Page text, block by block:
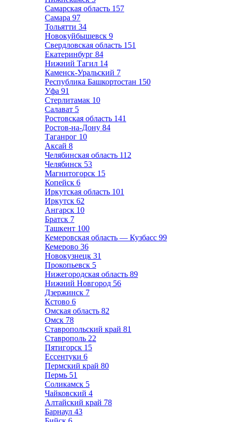
Самарская область 157
Самара 97
Тольятти 34
Новокуйбышевск 9
Свердловская область 151
Екатеринбург 84
Нижний Тагил 14
Каменск-Уральский 7
Республика Башкортостан 150
Уфа 91
Стерлитамак 10
Салават 5
Ростовская область 141
Ростов-на-Дону 84
Таганрог 10
Аксай 8
Челябинская область 112
Челябинск 53
Магнитогорск 15
Копейск 6
Иркутская область 101
Иркутск 62
Ангарск 10
Братск 7
Ташкент 100
Кемеровская область — Кузбасс 99
Кемерово 36
Новокузнецк 31
Прокопьевск 5
Нижегородская область 89
Нижний Новгород 56
Дзержинск 7
Кстово 6
Омская область 82
Омск 78
Ставропольский край 81
Ставрополь 22
Пятигорск 15
Ессентуки 6
Пермский край 80
Пермь 51
Соликамск 5
Чайковский 4
Алтайский край 78
Барнаул 43